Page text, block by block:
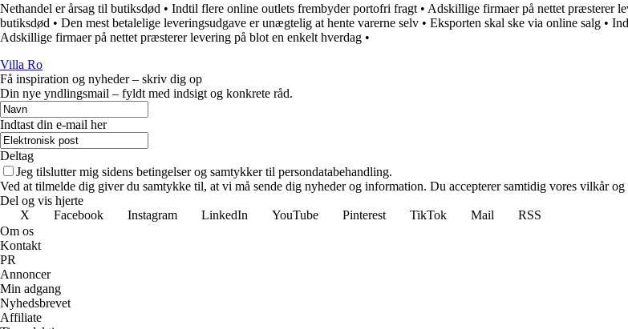
Nethandel er årsag til butiksdød • Indtil flere online outlets frembyder portofri fragt • Adskillige firmaer på nettet præsterer
butiksdød • Den mest betalelige leveringsudgave er unægtelig at hente varerne selv • Eksporten skal ske via online salg •
Adskillige firmaer på nettet præsterer levering på blot en enkelt hverdag •
Villa Ro
Få inspiration og nyheder – skriv dig op
Din nye yndlingsmail – fyldt med indsigt og konkrete råd.
Indtast din e-mail her
Deltag
Jeg tilslutter mig sidens betingelser og samtykker til persondatabehandling.
Ved at tilmelde dig giver du samtykke til, at vi må sende dig nyheder og information. Du accepterer samtidig vores vilkår
Del og vis hjerte
X
Facebook Instagram LinkedIn YouTube Pinterest TikTok Mail
RSS
Om os
Kontakt
PR
Annoncer
Min adgang
Nyhedsbrevet
Affiliate